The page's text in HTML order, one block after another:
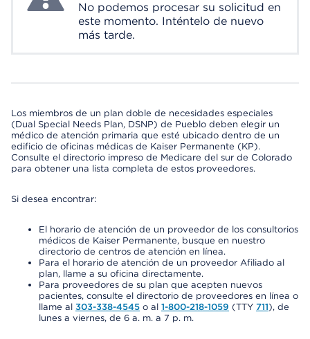
No podemos procesar su solicitud en
este momento. Inténtelo de nuevo
más tarde.
Los miembros de un plan doble de necesidades especiales
(Dual Special Needs Plan, DSNP) de Pueblo deben elegir un
médico de atención primaria que esté ubicado dentro de un
edificio de oficinas médicas de Kaiser Permanente (KP).
Consulte el directorio impreso de Medicare del sur de Colorado
para obtener una lista completa de estos proveedores.
Si desea encontrar:
El horario de atención de un proveedor de los consultorios
médicos de Kaiser Permanente, busque en nuestro
directorio de centros de atención en línea.
Para el horario de atención de un proveedor Afiliado al
plan, llame a su oficina directamente.
Para proveedores de su plan que acepten nuevos
pacientes, consulte el directorio de proveedores en línea o
llame al 303-338-4545 o al 1-800-218-1059 (TTY 711), de
lunes a viernes, de 6 a. m. a 7 p. m.